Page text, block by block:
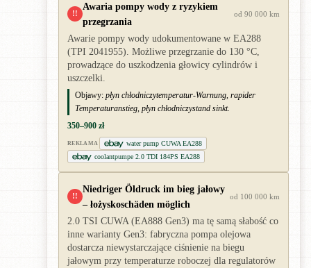
!!
Awaria pompy wody z ryzykiem
przegrzania
od 90 000 km
Awarie pompy wody udokumentowane w EA288
(TPI 2041955). Możliwe przegrzanie do 130 °C,
prowadzące do uszkodzenia głowicy cylindrów i
uszczelki.
Objawy: płyn chłodniczytemperatur-Warnung, rapider
Temperaturanstieg, płyn chłodniczystand sinkt.
350–900 zł
REKLAMA
water pump CUWA EA288
coolantpumpe 2.0 TDI 184PS EA288
!!
Niedriger Öldruck im bieg jałowy
– łożyskoschäden möglich
od 100 000 km
2.0 TSI CUWA (EA888 Gen3) ma tę samą słabość co
inne warianty Gen3: fabryczna pompa olejowa
dostarcza niewystarczające ciśnienie na biegu
jałowym przy temperaturze roboczej dla regulatorów